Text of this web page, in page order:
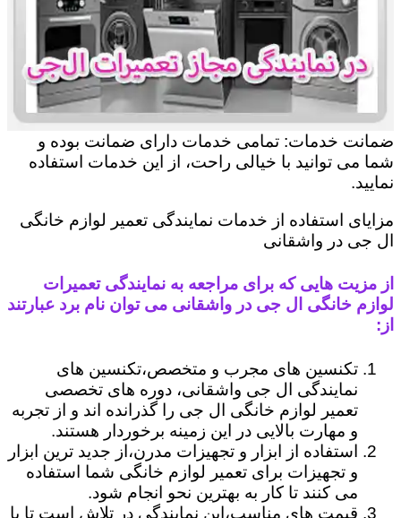
ضمانت خدمات: تمامی خدمات دارای ضمانت بوده و
شما می توانید با خیالی راحت، از این خدمات استفاده
نمایید.
مزایای استفاده از خدمات نمایندگی تعمیر لوازم خانگی
ال جی در واشقانی
از مزیت هایی که برای مراجعه به نمایندگی تعمیرات
لوازم خانگی ال جی در واشقانی می توان نام برد عبارتند
از:
تکنسین های مجرب و متخصص،تکنسین های
نمایندگی ال جی واشقانی، دوره های تخصصی
تعمیر لوازم خانگی ال جی را گذرانده اند و از تجربه
و مهارت بالایی در این زمینه برخوردار هستند.
استفاده از ابزار و تجهیزات مدرن،از جدید ترین ابزار
و تجهیزات برای تعمیر لوازم خانگی شما استفاده
می کنند تا کار به بهترین نحو انجام شود.
قیمت های مناسب،این نمایندگی در تلاش است تا با